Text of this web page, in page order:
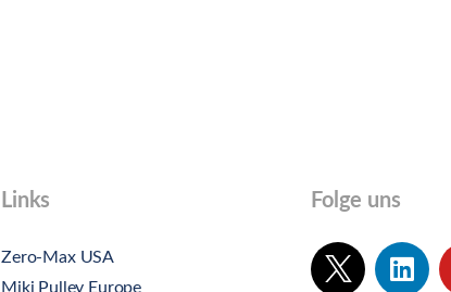
Links
Zero-Max USA
Miki Pulley Europe
Folge uns